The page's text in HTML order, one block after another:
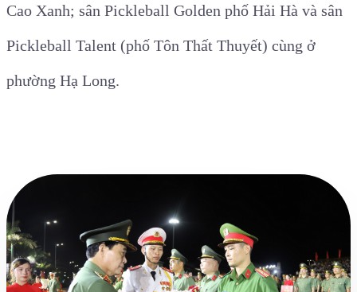
Cao Xanh; sân Pickleball Golden phố Hải Hà và sân
Pickleball Talent (phố Tôn Thất Thuyết) cùng ở
phường Hạ Long.